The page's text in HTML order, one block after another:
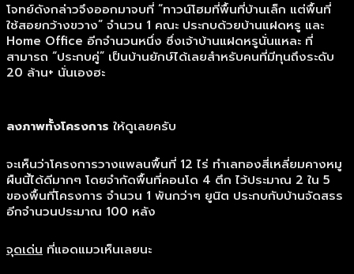
โจทย์ดังกล่าวจึงออกมาจบที่ “ทาวน์โฮมที่พื้นที่บ้านเล็ก แต่พื้นที่
ใช้สอยกว้างขวาง” จำนวน 1 คณะ ประกบด้วยบ้านแฝดหรู และ
Home Office อีกจำนวนหนึ่ง ซึ่งเจ้าบ้านแฝดหรูนั่นแหละ ที่
สามารถ “ประกบคู่” เป็นบ้านยักษ์ได้เลยสำหรับคนที่มีทุนถึงระดับ
20 ล้าน+ นั่นเองฮะ
ลงภาพทั้งโครงการ ให้ดูเลยครับ
จะเห็นว่าโครงการวางแพลนพื้นที่ 12 ไร่ ทำเลทองสี่เหลี่ยมคางหมู
ผืนนี้ได้ดีมากๆ โดยจำกัดพื้นที่คอนโด 4 ตึก ไว้ประมาณ 2 ใน 5
ของพื้นที่โครงการ จำนวน 1 พันกว่าๆ ยูนิต ประกบกับบ้านจัดสรร
อีกจำนวนประมาณ 100 หลัง
จุดเด่น ที่แอดแมวเห็นเลยนะ